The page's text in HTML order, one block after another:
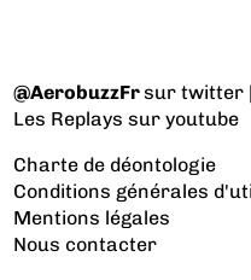
@AerobuzzFrsur twitter
Les Replays sur youtube
Charte de déontologie
Conditions générales
Mentions légales
Nous contacter